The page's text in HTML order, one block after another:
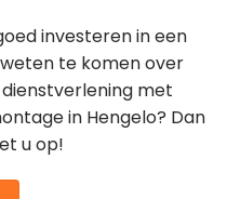
investeren in een
te komen over
met
in Hengelo? Dan
u op!